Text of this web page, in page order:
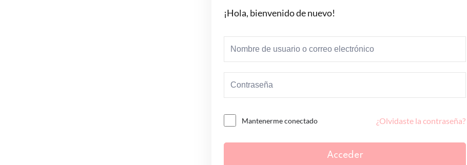
¡Hola, bienvenido de nuevo!
Mantenerme conectado ¿Olvidaste la contraseña?
Acceder